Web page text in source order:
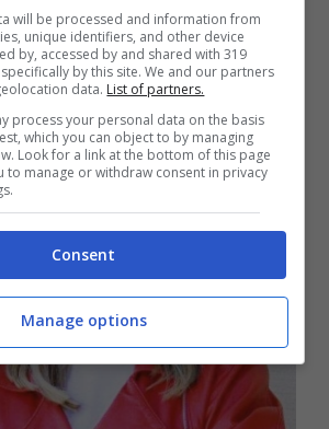
will be processed and information from
unique identifiers, and other device
by, accessed by and shared with 319
by this site. We and our partners
data. List of partners.
process your personal data on the basis
which you can object to by managing
Look for a link at the bottom of this page
to manage or withdraw consent in privacy
Consent
Manage options